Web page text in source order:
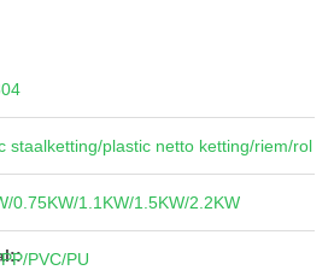
staalketting/plastic netto ketting/riem/rol
0.75KW/1.1KW/1.5KW/2.2KW
PVC/PU